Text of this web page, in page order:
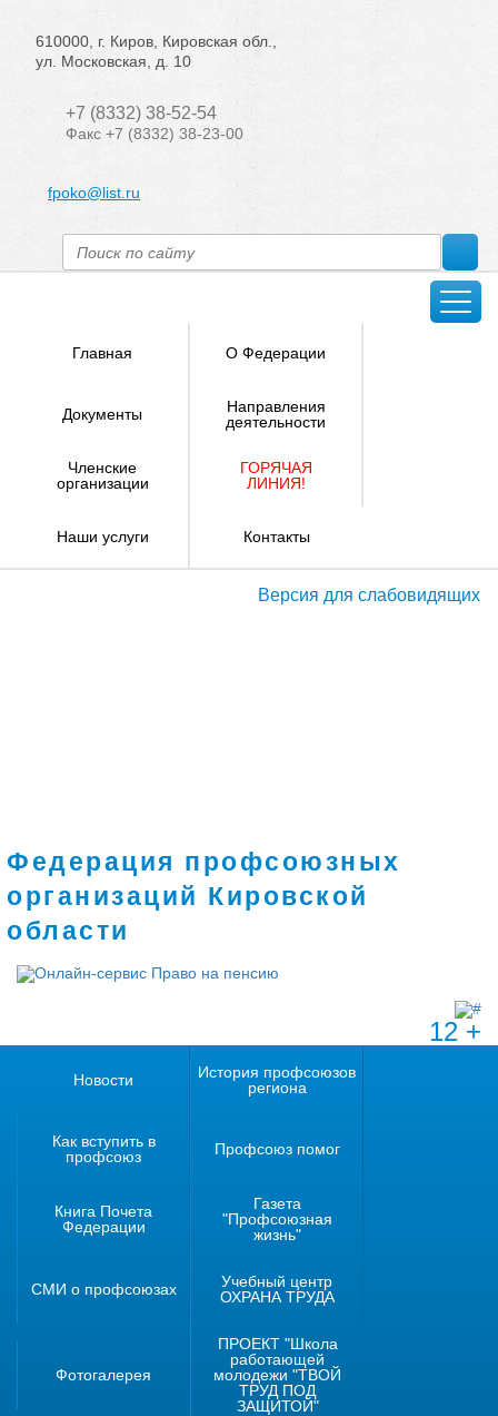
610000, г. Киров, Кировская обл.,
ул. Московская, д. 10
+7 (8332) 38-52-54
Факс +7 (8332) 38-23-00
fpoko@list.ru
Главная О Федерации
Документы
Направления
деятельности
Членские
организации
ГОРЯЧАЯ
ЛИНИЯ!
Наши услуги Контакты
Версия для слабовидящих
Федерация профсоюзных
организаций Кировской
области
12 +
Новости
История профсоюзов
региона
Как вступить в
профсоюз
Профсоюз помог
Книга Почета
Федерации
Газета
"Профсоюзная
жизнь"
СМИ о профсоюзах
Учебный центр
ОХРАНА ТРУДА
Фотогалерея
ПРОЕКТ "Школа
работающей
молодежи "ТВОЙ
ТРУД ПОД
ЗАЩИТОЙ"